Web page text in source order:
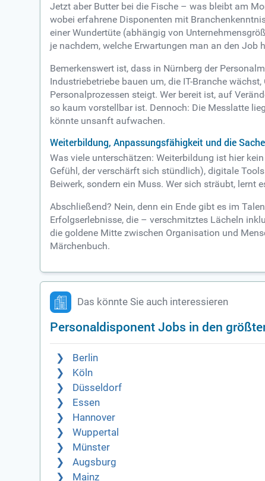
Jetzt aber Butter bei die Fische – was bleibt am
wobei erfahrene Disponenten mit
einer Wundertüte (abhängig von
je nachdem, welche Erwartungen man an den Job
Bemerkenswert ist, dass in Nürnberg der
Industriebetriebe bauen um, die IT-Branche
Personalprozessen steigt. Wer bereit ist, auf
so kaum vorstellbar ist. Dennoch: Die Messlatte
könnte unsanft aufwachen.
Weiterbildung, Anpassungsfähigkeit und die
Was viele unterschätzen: Weiterbildung ist hier
Gefühl, der verschärft sich stündlich), digitale
Beiwerk, sondern ein Muss. Wer sich sträubt, lernt
Abschließend? Nein, denn ein Ende gibt es im
Erfolgserlebnisse, die – verschmitztes Lächeln
die goldene Mitte zwischen Organisation und
Märchenbuch.
Das könnte Sie auch interessieren
Personaldisponent Jobs in den
Berlin
Köln
Düsseldorf
Essen
Hannover
Wuppertal
Münster
Augsburg
Mainz